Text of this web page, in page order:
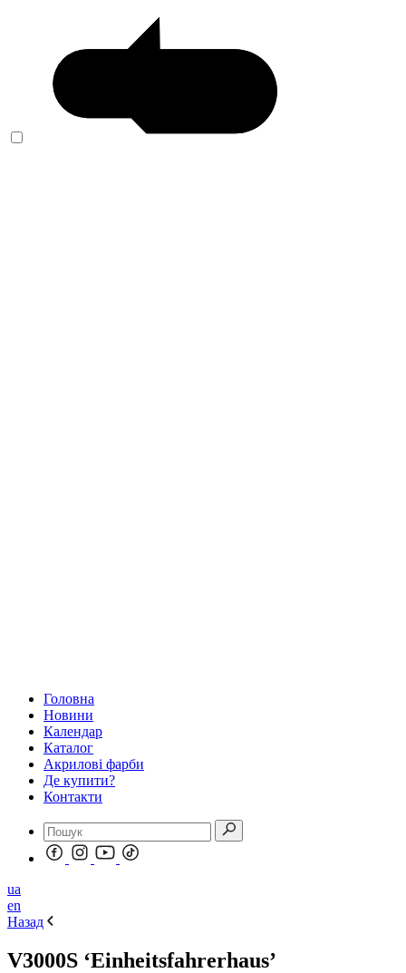
Головна
Новини
Календар
Каталог
Акрилові фарби
Де купити?
Контакти
ua
en
Назад
V3000S ‘Einheitsfahrerhaus’